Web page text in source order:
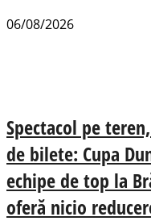
06/08/2026
Spectacol pe
de bilete: Cupa
echipe de top la
oferă nicio